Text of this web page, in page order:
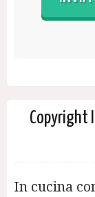
Copyright
In cucina